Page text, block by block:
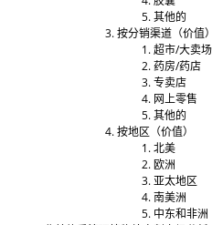
其他的
按分销渠道（价值）
超市/大卖场
药房/药店
专卖店
网上零售
其他的
按地区（价值）
北美
欧洲
亚太地区
南美洲
中东和非洲